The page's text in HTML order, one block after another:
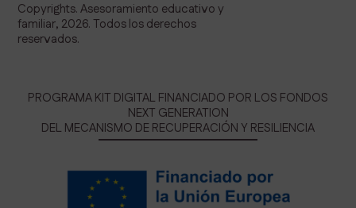
Copyrights. Asesoramiento educativo y
familiar, 2026. Todos los derechos
reservados.
PROGRAMA KIT DIGITAL FINANCIADO POR LOS FONDOS
NEXT GENERATION
DEL MECANISMO DE RECUPERACIÓN Y RESILIENCIA